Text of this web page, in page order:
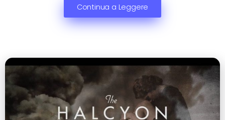
Continua a Leggere